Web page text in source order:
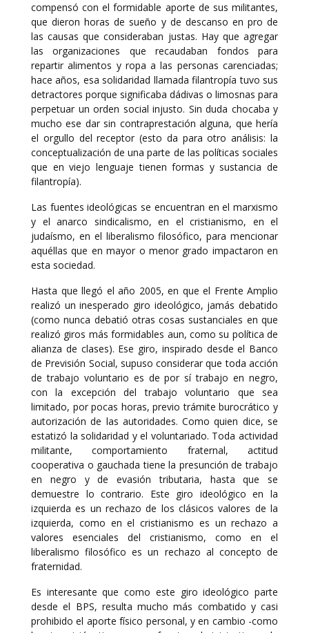
compensó con el formidable aporte de sus militantes,
que dieron horas de sueño y de descanso en pro de
las causas que consideraban justas. Hay que agregar
las organizaciones que recaudaban fondos para
repartir alimentos y ropa a las personas carenciadas;
hace años, esa solidaridad llamada filantropía tuvo sus
detractores porque significaba dádivas o limosnas para
perpetuar un orden social injusto. Sin duda chocaba y
mucho ese dar sin contraprestación alguna, que hería
el orgullo del receptor (esto da para otro análisis: la
conceptualización de una parte de las políticas sociales
que en viejo lenguaje tienen formas y sustancia de
filantropía).
Las fuentes ideológicas se encuentran en el marxismo
y el anarco sindicalismo, en el cristianismo, en el
judaísmo, en el liberalismo filosófico, para mencionar
aquéllas que en mayor o menor grado impactaron en
esta sociedad.
Hasta que llegó el año 2005, en que el Frente Amplio
realizó un inesperado giro ideológico, jamás debatido
(como nunca debatió otras cosas sustanciales en que
realizó giros más formidables aun, como su política de
alianza de clases). Ese giro, inspirado desde el Banco
de Previsión Social, supuso considerar que toda acción
de trabajo voluntario es de por sí trabajo en negro,
con la excepción del trabajo voluntario que sea
limitado, por pocas horas, previo trámite burocrático y
autorización de las autoridades. Como quien dice, se
estatizó la solidaridad y el voluntariado. Toda actividad
militante, comportamiento fraternal, actitud
cooperativa o gauchada tiene la presunción de trabajo
en negro y de evasión tributaria, hasta que se
demuestre lo contrario. Este giro ideológico en la
izquierda es un rechazo de los clásicos valores de la
izquierda, como en el cristianismo es un rechazo a
valores esenciales del cristianismo, como en el
liberalismo filosófico es un rechazo al concepto de
fraternidad.
Es interesante que como este giro ideológico parte
desde el BPS, resulta mucho más combatido y casi
prohibido el aporte físico personal, y en cambio -como